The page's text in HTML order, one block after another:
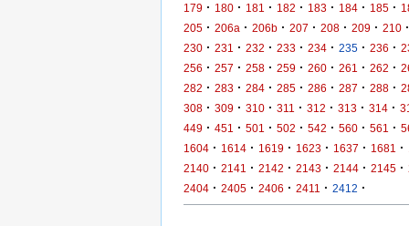
179 · 180 · 181 · 182 · 183 · 184 · 185 ·
205 · 206a · 206b · 207 · 208 · 209 · 210 ·
230 · 231 · 232 · 233 · 234 · 235 · 236 ·
256 · 257 · 258 · 259 · 260 · 261 · 262 ·
282 · 283 · 284 · 285 · 286 · 287 · 288 ·
308 · 309 · 310 · 311 · 312 · 313 · 314 ·
449 · 451 · 501 · 502 · 542 · 560 · 561 ·
1604 · 1614 · 1619 · 1623 · 1637 · 1681 ·
2140 · 2141 · 2142 · 2143 · 2144 · 2145 ·
2404 · 2405 · 2406 · 2411 · 2412 ·